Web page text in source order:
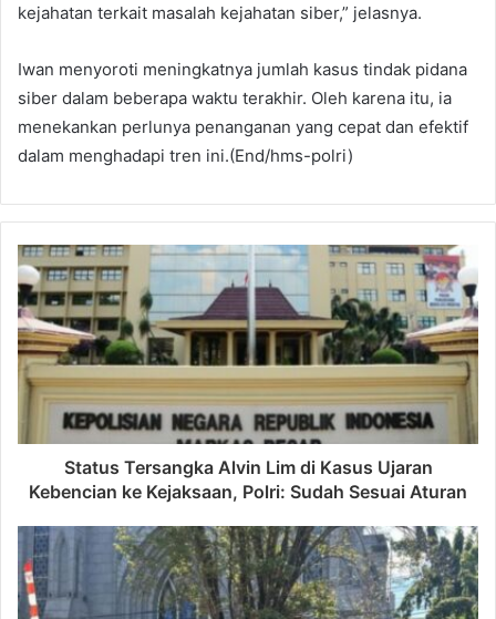
kejahatan terkait masalah kejahatan siber,” jelasnya.
Iwan menyoroti meningkatnya jumlah kasus tindak pidana
siber dalam beberapa waktu terakhir. Oleh karena itu, ia
menekankan perlunya penanganan yang cepat dan efektif
dalam menghadapi tren ini.(End/hms-polri)
Status Tersangka Alvin Lim di Kasus Ujaran
Kebencian ke Kejaksaan, Polri: Sudah Sesuai Aturan